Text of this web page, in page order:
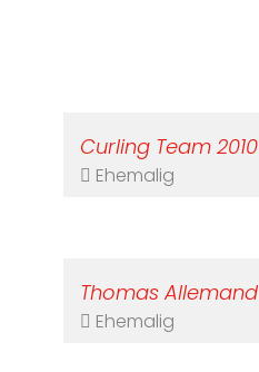
Curling Team 2010
Ehemalig
Thomas Allemand
Ehemalig